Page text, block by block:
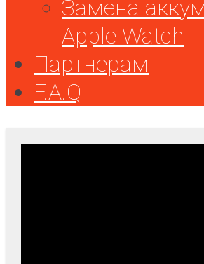
Замена
Apple Watch
Партнерам
F.A.Q